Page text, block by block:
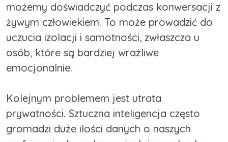
możemy doświadczyć podczas konwersacji z
żywym człowiekiem. To może prowadzić do
uczucia izolacji i samotności, zwłaszcza u
osób, które są bardziej wrażliwe
emocjonalnie.
Kolejnym problemem jest utrata
prywatności. Sztuczna inteligencja często
gromadzi duże ilości danych o naszych